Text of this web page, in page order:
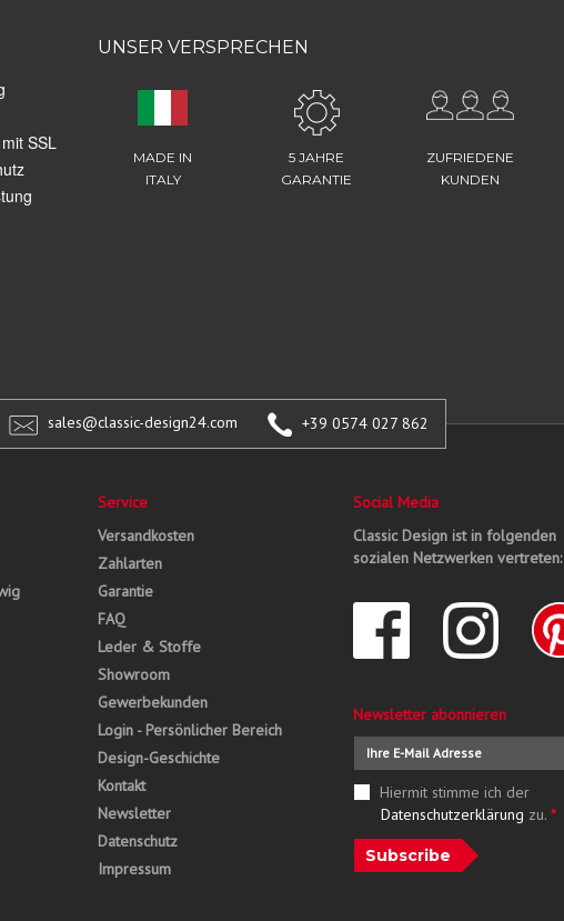
SSL
UNSER VERSPRECHEN
MADE IN
ITALY
5 JAHRE
GARANTIE
ZUFRIEDENE
KUNDEN
sales@classic-design24.com +39 0574 027 862
Service
Versandkosten
Zahlarten
Garantie
FAQ
Leder & Stoffe
Showroom
Gewerbekunden
Login - Persönlicher Bereich
Design-Geschichte
Kontakt
Newsletter
Datenschutz
Impressum
Social Media
Classic Design ist in folgenden
sozialen Netzwerken vertreten:
Newsletter abonnieren
Hiermit stimme ich der
Datenschutzerklärung zu. *
Subscribe